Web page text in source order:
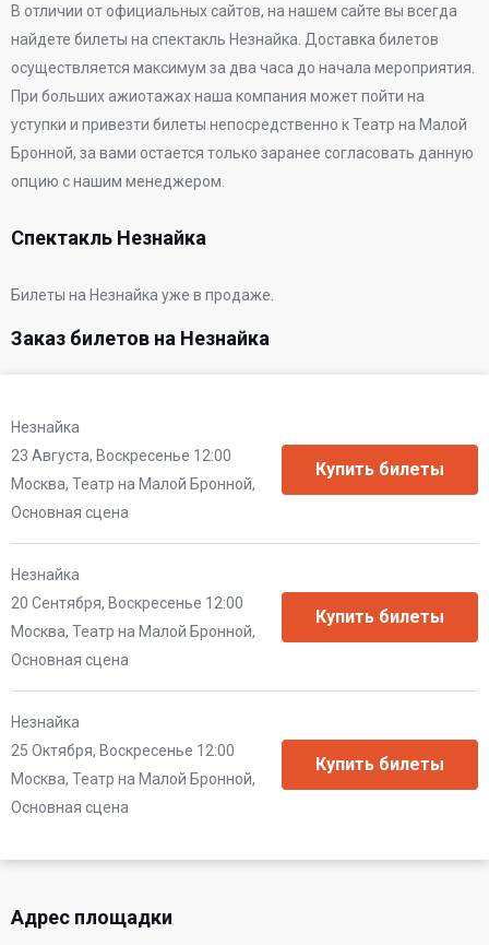
В отличии от официальных сайтов, на нашем сайте вы всегда
найдете билеты на спектакль Незнайка. Доставка билетов
осуществляется максимум за два часа до начала мероприятия.
При больших ажиотажах наша компания может пойти на
уступки и привезти билеты непосредственно кТеатр на Малой
Бронной, за вами остается только заранее согласовать данную
опцию с нашим менеджером.
Спектакль Незнайка
Билеты на Незнайка уже в продаже.
Заказ билетов на Незнайка
Незнайка
23 Августа, Воскресенье 12:00
Москва, Театр на Малой Бронной,
Основная сцена
Незнайка
20 Сентября, Воскресенье 12:00
Москва, Театр на Малой Бронной,
Основная сцена
Незнайка
25 Октября, Воскресенье 12:00
Москва, Театр на Малой Бронной,
Основная сцена
Адрес площадки